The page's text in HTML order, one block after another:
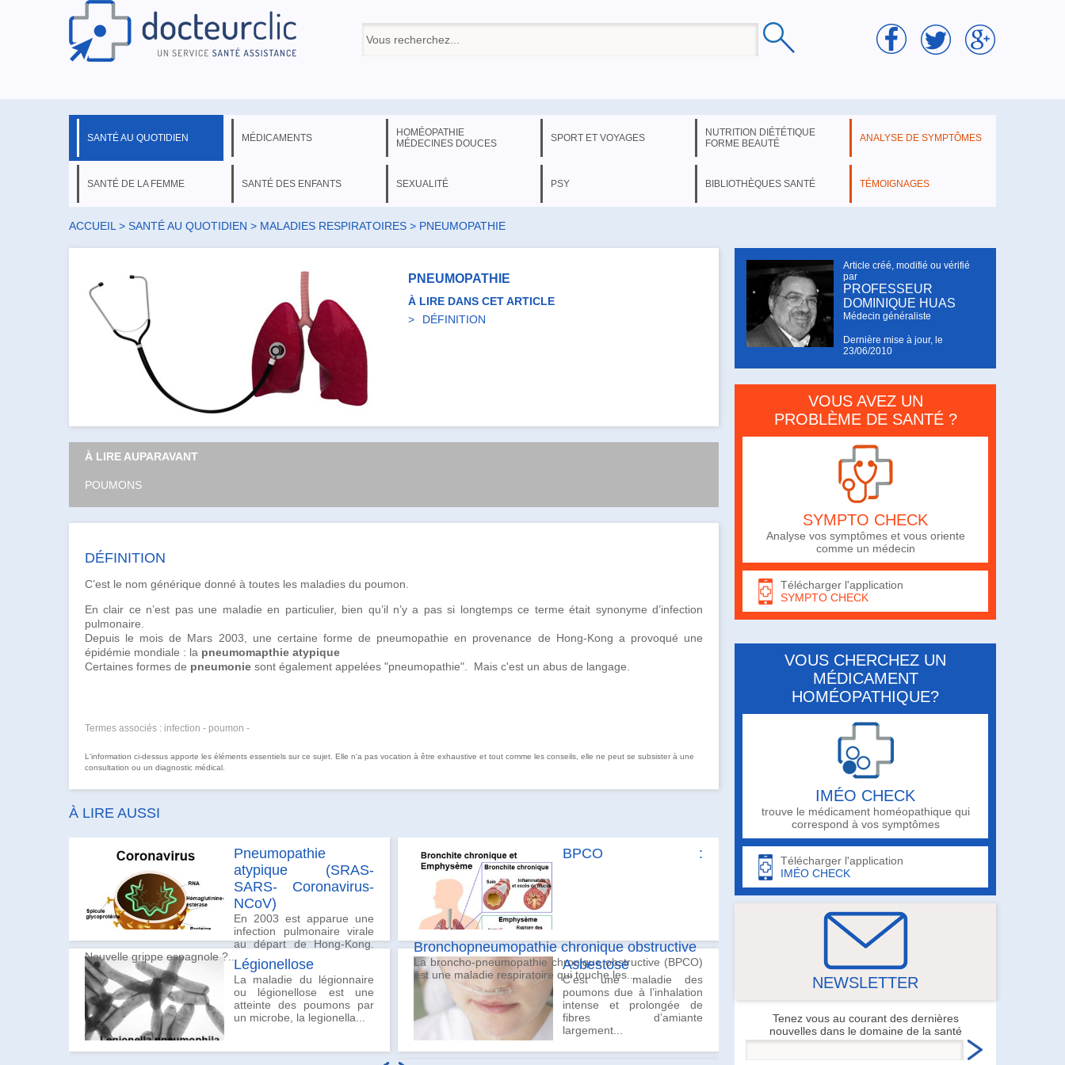
SANTÉ AU QUOTIDIEN MÉDICAMENTS
HOMÉOPATHIE
MÉDECINES DOUCES
SPORT ET VOYAGES
NUTRITION DIÉTÉTIQUE
FORME BEAUTÉ
ANALYSE DE SYMPTÔMES
SANTÉ DE LA FEMME SANTÉ DES ENFANTS SEXUALITÉ PSY BIBLIOTHÈQUES SANTÉ TÉMOIGNAGES
ACCUEIL > SANTÉ AU QUOTIDIEN > MALADIES RESPIRATOIRES > PNEUMOPATHIE
PNEUMOPATHIE
À LIRE DANS CET ARTICLE
DÉFINITION
À LIRE AUPARAVANT
POUMONS
DÉFINITION
C’est le nom générique donné à toutes les maladies du poumon.
En clair ce n’est pas une maladie en particulier, bien qu’il n’y a pas si longtemps ce terme était synonyme d’infection
pulmonaire.
Depuis le mois de Mars 2003, une certaine forme de pneumopathie en provenance de Hong-Kong a provoqué une
épidémie mondiale : la pneumomapthie atypique
Certaines formes de pneumonie sont également appelées "pneumopathie". Mais c'est un abus de langage
Termes associés : infection - poumon -
L'information ci-dessus apporte les éléments essentiels sur ce sujet. Elle n'a pas vocation à être exhaustive et tout comme les conseils, elle ne peut se subsister à une
consultation ou un diagnostic médical.
À LIRE AUSSI
Pneumopathie
atypique (SRAS-
SARS- Coronavirus-
NCoV)
En 2003 est apparue une
infection pulmonaire virale
au départ de Hong-Kong.
Nouvelle grippe espagnole ?... Légionellose
La maladie du légionnaire
ou légionellose est une
atteinte des poumons par
un microbe, la legionella...
BPCO :
Bronchopneumopathie chronique obstructive
La broncho-pneumopathie chronique obstructive (BPCO)
est une maladie respiratoire qui touche les...
Asbestose
C’est une maladie des
poumons due à l’inhalation
intense et prolongée de
fibres d’amiante
largement...
Article créé, modifié ou vérifié
par
PROFESSEUR
DOMINIQUE HUAS
Médecin généraliste
Dernière mise à jour, le
23/06/2010
VOUS AVEZ UN
PROBLÈME DE SANTÉ ?
SYMPTO CHECK
Analyse vos symptômes et vous oriente
comme un médecin
Télécharger l'application
SYMPTO CHECK
VOUS CHERCHEZ UN
MÉDICAMENT
HOMÉOPATHIQUE?
IMÉO CHECK
trouve le médicament homéopathique qui
correspond à vos symptômes
Télécharger l'application
IMÉO CHECK
NEWSLETTER
Tenez vous au courant des dernières
nouvelles dans le domaine de la santé